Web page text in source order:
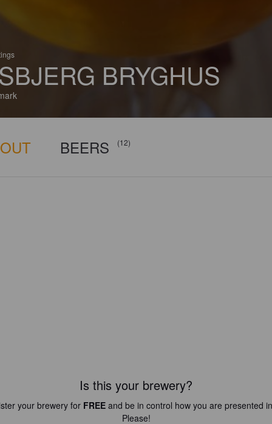
BRYGHUS
BEERS (12)
Is this your brewery?
your brewery for FREEand be in control how you are presented
Please!